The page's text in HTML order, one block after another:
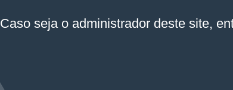
Caso seja o administrador deste site,